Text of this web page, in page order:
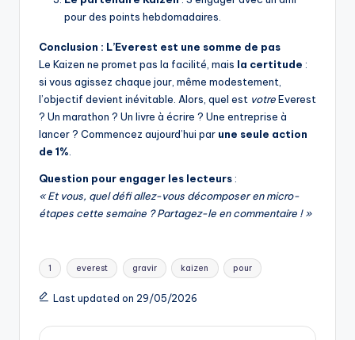
pour des points hebdomadaires.
Conclusion : L’Everest est une somme de pas
Le Kaizen ne promet pas la facilité, mais la certitude :
si vous agissez chaque jour, même modestement,
l’objectif devient inévitable. Alors, quel est votreEverest
? Un marathon ? Un livre à écrire ? Une entreprise à
lancer ? Commencez aujourd’hui par une seule action
de 1%
Question pour engager les lecteurs :
« Et vous, quel défi allez-vous décomposer en micro-
étapes cette semaine ? Partagez-le en commentaire ! »
Tags:
1 everest gravir kaizen pour
Last updated on 29/05/2026